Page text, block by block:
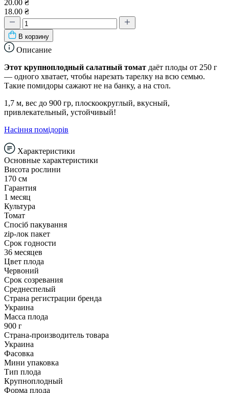
20.00 ₴
18.00 ₴
В корзину
Описание
Этот крупноплодный салатный томат даёт плоды от 250 г
— одного хватает, чтобы нарезать тарелку на всю семью.
Такие помидоры сажают не на банку, а на стол.
1,7 м, вес до 900 гр, плоскоокруглый, вкусный,
привлекательный, устойчивый!
Насіння помідорів
Характеристики
Основные характеристики
Висота рослини
170 см
Гарантия
1 месяц
Культура
Томат
Спосіб пакування
zip-лок пакет
Срок годности
36 месяцев
Цвет плода
Червоний
Срок созревания
Среднеспелый
Страна регистрации бренда
Украина
Масса плода
900 г
Страна-производитель товара
Украина
Фасовка
Мини упаковка
Тип плода
Крупноплодный
Форма плода